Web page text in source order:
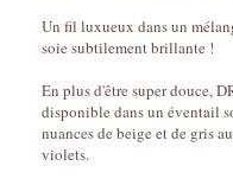
Un fil luxueux dans un
soie subtilement brillante !
En plus d'être super douce,
disponible dans un éventail
nuances de beige et de gris
violets.